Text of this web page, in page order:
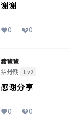
谢谢
0 0
猪爸爸
结丹期
Lv2
感谢分享
0 0